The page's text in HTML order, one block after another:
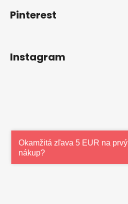
Pinterest
Instagram
Okamžitá zľava 5 EUR na prvý
nákup?